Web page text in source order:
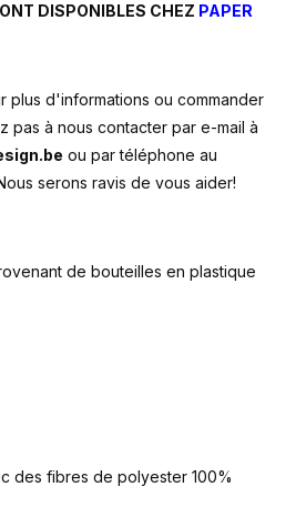
DISPONIBLES CHEZ PAPER
plus d'informations ou commander
pas à nous contacter par e-mail à
ou par téléphone au
serons ravis de vous aider!
de bouteilles en plastique
des fibres de polyester 100%